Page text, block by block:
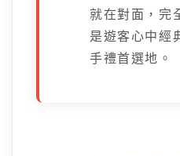
就在對面，完
是遊客心中經
手禮首選地。